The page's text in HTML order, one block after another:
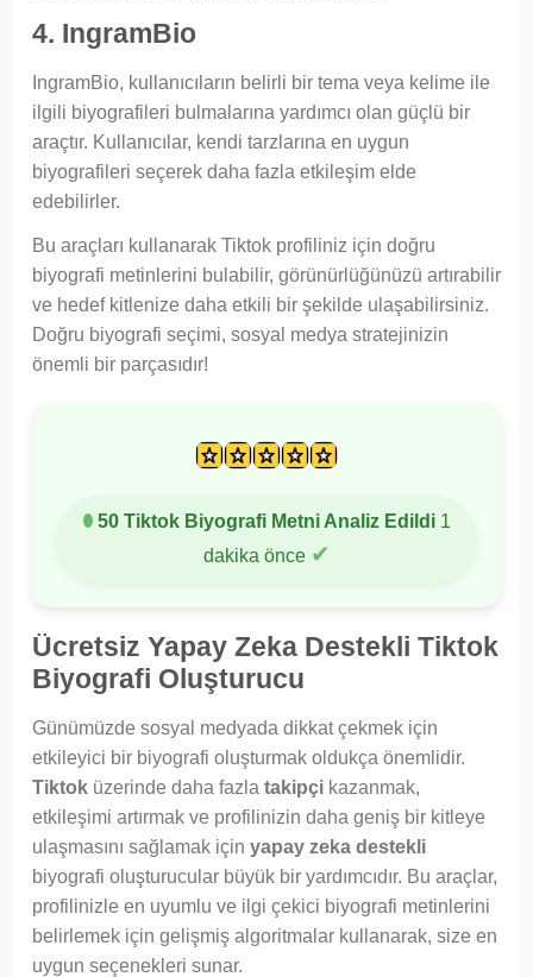
4. IngramBio
IngramBio, kullanıcıların belirli bir tema veya kelime ile
ilgili biyografileri bulmalarına yardımcı olan güçlü bir
araçtır. Kullanıcılar, kendi tarzlarına en uygun
biyografileri seçerek daha fazla etkileşim elde
edebilirler.
Bu araçları kullanarak Tiktok profiliniz için doğru
biyografi metinlerini bulabilir, görünürlüğünüzü artırabilir
ve hedef kitlenize daha etkili bir şekilde ulaşabilirsiniz.
Doğru biyografi seçimi, sosyal medya stratejinizin
önemli bir parçasıdır!
50 Tiktok Biyografi Metni Analiz Edildi 1
dakika önce ✔
Ücretsiz Yapay Zeka Destekli Tiktok
Biyografi Oluşturucu
Günümüzde sosyal medyada dikkat çekmek için
etkileyici bir biyografi oluşturmak oldukça önemlidir.
Tiktok üzerinde daha fazla takipçi kazanmak,
etkileşimi artırmak ve profilinizin daha geniş bir kitleye
ulaşmasını sağlamak için yapay zeka destekli
biyografi oluşturucular büyük bir yardımcıdır. Bu araçlar,
profilinizle en uyumlu ve ilgi çekici biyografi metinlerini
belirlemek için gelişmiş algoritmalar kullanarak, size en
uygun seçenekleri sunar.